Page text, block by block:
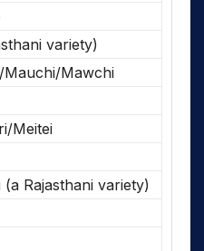
variety)
Mawchi
Meitei
Rajasthani variety)